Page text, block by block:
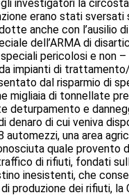
investigatori la
erano stati sversati
anche con
dell’ARMA di
pericolosi e non
impianti di
dal risparmio di
migliaia di tonnellate
deturpamento e
denaro di cui veniva
una area
quale provento
di rifiuti, fondati
inesistenti, che
produzione dei rifiuti,